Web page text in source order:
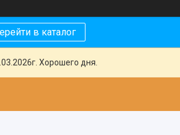
в каталог
Хорошего дня.